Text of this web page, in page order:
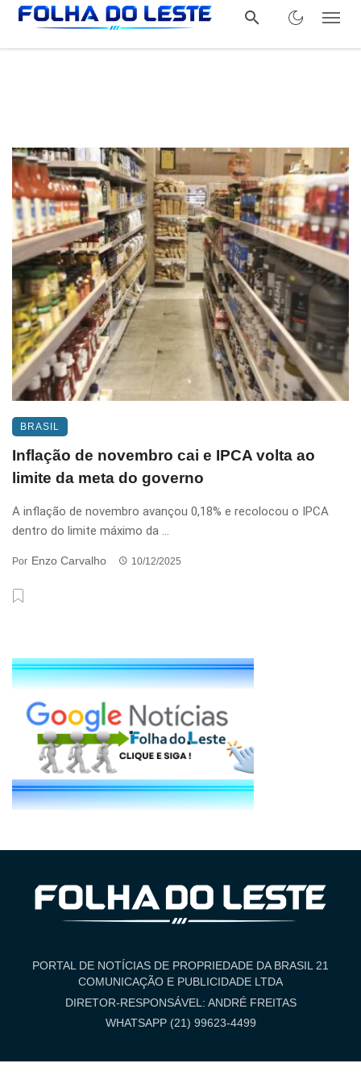
BRASIL
Inflação de novembro cai e IPCA volta ao
limite da meta do governo
A inflação de novembro avançou 0,18% e recolocou o IPCA
dentro do limite máximo da ...
Por Enzo Carvalho 10/12/2025
PORTAL DE NOTÍCIAS DE PROPRIEDADE DA BRASIL 21
COMUNICAÇÃO E PUBLICIDADE LTDA
DIRETOR-RESPONSÁVEL: ANDRÉ FREITAS
WHATSAPP (21) 99623-4499